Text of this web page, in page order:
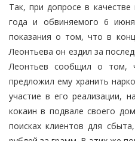
Так, при допросе в
года и обвиняемого 6
показания о том, что в
Леонтьева он ездил за
Леонтьев сообщил о том,
предложил ему хранить
участие в его реализации,
кокаин в подвале своего
поисках клиентов для